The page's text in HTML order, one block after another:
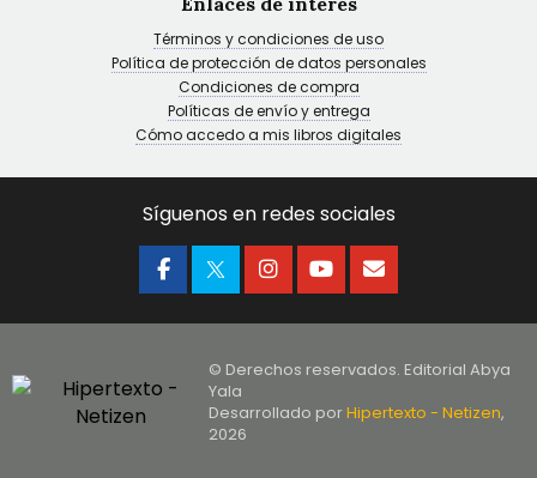
Términos y condiciones de uso
Política de protección de datos personales
Condiciones de compra
Políticas de envío y entrega
Cómo accedo a mis libros digitales
Síguenos en redes sociales
© Derechos reservados. Editorial Abya
Yala
Desarrollado porHipertexto - Netizen,
2026